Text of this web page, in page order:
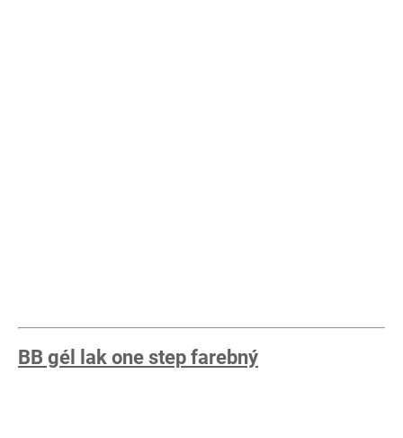
BB gél lak one step farebný